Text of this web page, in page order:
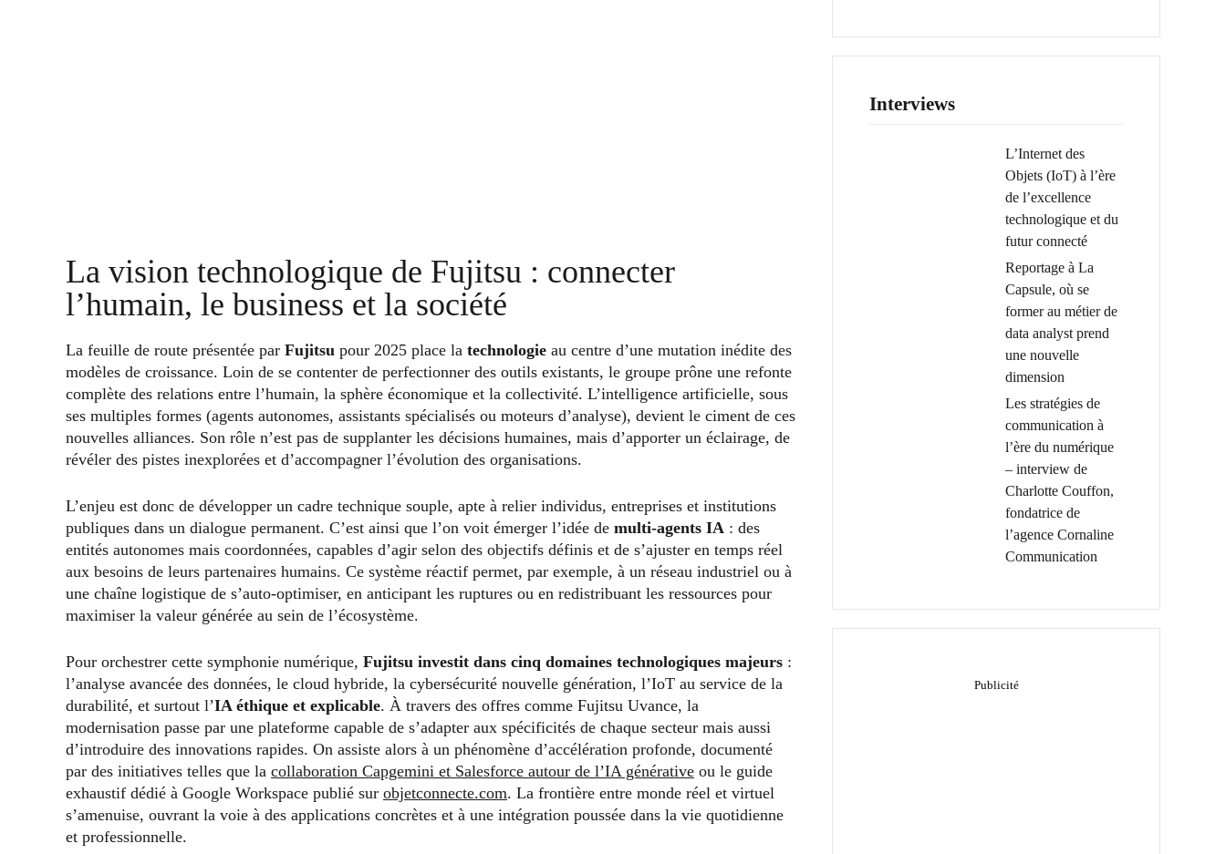
La vision technologique de Fujitsu : connecter
l’humain, le business et la société
La feuille de route présentée par Fujitsu pour 2025 place la technologie au centre d’une mutation inédite des
modèles de croissance. Loin de se contenter de perfectionner des outils existants, le groupe prône une refonte
complète des relations entre l’humain, la sphère économique et la collectivité. L’intelligence artificielle, sous
ses multiples formes (agents autonomes, assistants spécialisés ou moteurs d’analyse), devient le ciment de ces
nouvelles alliances. Son rôle n’est pas de supplanter les décisions humaines, mais d’apporter un éclairage, de
révéler des pistes inexplorées et d’accompagner l’évolution des organisations.
L’enjeu est donc de développer un cadre technique souple, apte à relier individus, entreprises et institutions
publiques dans un dialogue permanent. C’est ainsi que l’on voit émerger l’idée de multi-agents IA : des
entités autonomes mais coordonnées, capables d’agir selon des objectifs définis et de s’ajuster en temps réel
aux besoins de leurs partenaires humains. Ce système réactif permet, par exemple, à un réseau industriel ou à
une chaîne logistique de s’auto-optimiser, en anticipant les ruptures ou en redistribuant les ressources pour
maximiser la valeur générée au sein de l’écosystème.
Pour orchestrer cette symphonie numérique, Fujitsu investit dans cinq domaines technologiques majeurs :
l’analyse avancée des données, le cloud hybride, la cybersécurité nouvelle génération, l’IoT au service de la
durabilité, et surtout l’IA éthique et explicable. À travers des offres comme Fujitsu Uvance, la
modernisation passe par une plateforme capable de s’adapter aux spécificités de chaque secteur mais aussi
d’introduire des innovations rapides. On assiste alors à un phénomène d’accélération profonde, documenté
par des initiatives telles que la collaboration Capgemini et Salesforce autour de l’IA générative ou le guide
exhaustif dédié à Google Workspace publié sur objetconnecte.com. La frontière entre monde réel et virtuel
s’amenuise, ouvrant la voie à des applications concrètes et à une intégration poussée dans la vie quotidienne
et professionnelle.
Interviews
L’Internet des
Objets (IoT) à l’ère
de l’excellence
technologique et du
futur connecté
Reportage à La
Capsule, où se
former au métier de
data analyst prend
une nouvelle
dimension
Les stratégies de
communication à
l’ère du numérique
– interview de
Charlotte Couffon,
fondatrice de
l’agence Cornaline
Communication